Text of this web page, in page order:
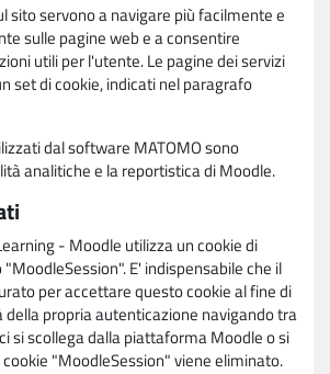
sito servono a navigare più facilmente e
sulle pagine web e a consentire
utili per l'utente. Le pagine dei servizi
set di cookie, indicati nel paragrafo
dal software MATOMO sono
analitiche e la reportistica di Moodle.
- Moodle utilizza un cookie di
E' indispensabile che il
per accettare questo cookie al fine di
della propria autenticazione navigando tra
si scollega dalla piattaforma Moodle o si
"MoodleSession" viene eliminato.